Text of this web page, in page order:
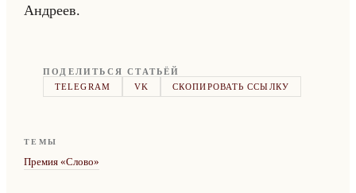
Ан­дре­ев.
ПОДЕЛИТЬСЯ СТАТЬЁЙ
TELEGRAM
VK СКОПИРОВАТЬ ССЫЛКУ
ТЕМЫ
Премия «Слово»